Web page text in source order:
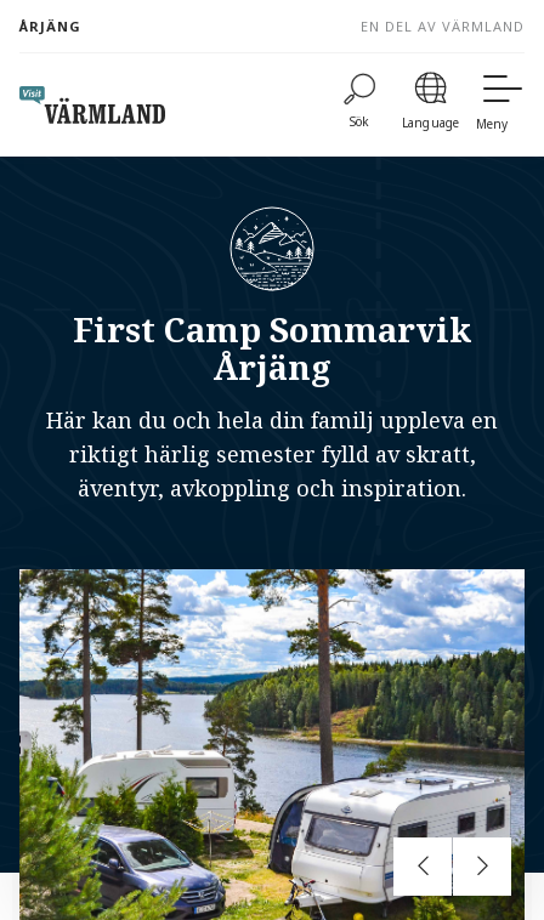
content
ÅRJÄNG EN DEL AV VÄRMLAND
Sök Language Meny
First Camp Sommarvik
Årjäng
Här kan du och hela din familj uppleva en
riktigt härlig semester fylld av skratt,
äventyr, avkoppling och inspiration.